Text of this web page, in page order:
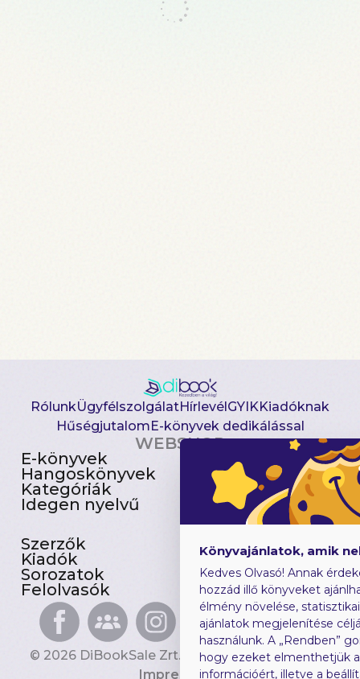
RólunkÜgyfélszolgálatHírlevélGYIKKiadóknak
HűségjutalomE-könyvek dedikálással
WEBSHOP
E-könyvek
Hangoskönyvek
Kategóriák
Idegen nyelvű
Csomagajánlatok
Akciósak
Előjegyezhetők
Újdonságok
Szerzők
Kiadók
Sorozatok
Felolvasók
Gyerekkönyvek
Heti toplista
Ajándékutalvány
Blog
© 2026 DiBookSale Zrt. Minden jog fenntartva.
Impresszum
Könyvajánlatok, amik
Kedves Olvasó! Annak
hozzád illő könyveket
élmény növelése,
ajánlatok megjelenítése
használunk. A „Rendben”
hogy ezeket elmenthetjük
információért, illetve a